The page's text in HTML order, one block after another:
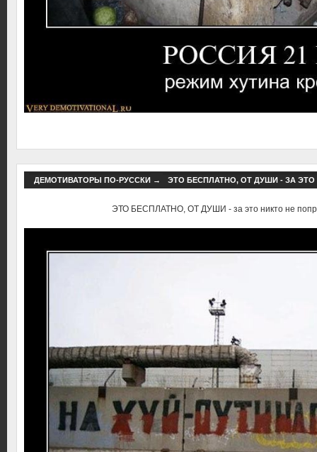
ДЕМОТИВАТОРЫ ПО-РУССКИ→ ЭТО БЕСПЛАТНО, ОТ ДУШИ - ЗА
ЭТО БЕСПЛАТНО, ОТ ДУШИ - за это никто не